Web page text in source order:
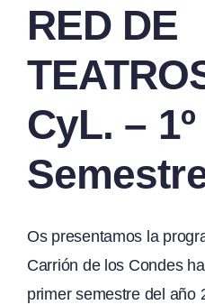
RED DE
CyL. – 1º
Os presentamos la
Carrión de los Condes
primer semestre del año